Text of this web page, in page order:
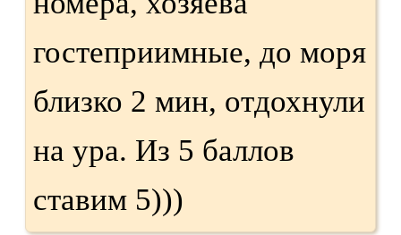
гостеприимные, до моря
близко 2 мин, отдохнули
на ура. Из 5 баллов
ставим 5)))